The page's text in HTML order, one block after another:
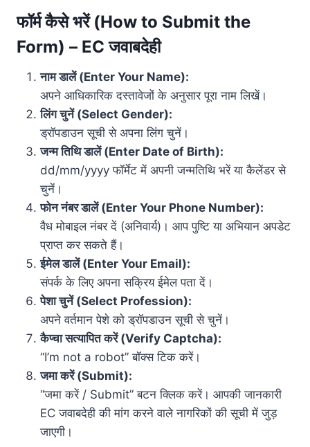
फॉर्म कैसे भरें (How to Submit the
Form) – EC जवाबदेही
नाम डालें (Enter Your Name):
अपने आधिकारिक दस्तावेजों के अनुसार पूरा नाम लिखें।
लिंग चुनें (Select Gender):
ड्रॉपडाउन सूची से अपना लिंग चुनें।
जन्म तिथि डालें (Enter Date of Birth):
dd/mm/yyyy फॉर्मेट में अपनी जन्मतिथि भरें या कैलेंडर से
चुनें।
फोन नंबर डालें (Enter Your Phone Number):
वैध मोबाइल नंबर दें (अनिवार्य)। आप पुष्टि या अभियान अपडेट
प्राप्त कर सकते हैं।
ईमेल डालें (Enter Your Email):
संपर्क के लिए अपना सक्रिय ईमेल पता दें।
पेशा चुनें (Select Profession):
अपने वर्तमान पेशे को ड्रॉपडाउन सूची से चुनें।
कैप्चा सत्यापित करें (Verify Captcha):
“I’m not a robot” बॉक्स टिक करें।
जमा करें (Submit):
“जमा करें / Submit” बटन क्लिक करें। आपकी जानकारी
EC जवाबदेही की मांग करने वाले नागरिकों की सूची में जुड़
जाएगी।